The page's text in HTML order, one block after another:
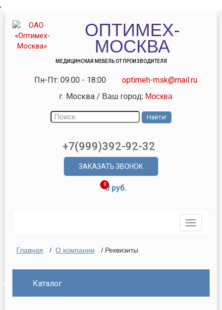
,
ОПТИМЕХ-
МОСКВА
МЕДИЦИНСКАЯ МЕБЕЛЬ ОТ ПРОИЗВОДИТЕЛЯ
Пн-Пт: 09:00 - 18:00
optimeh-msk@mail.ru
г. Москва/ Ваш город: Москва
+7(999)392-92-32
ЗАКАЗАТЬ ЗВОНОК
00 руб.
Toggle
Главная / О компании / Реквизиты
Каталог